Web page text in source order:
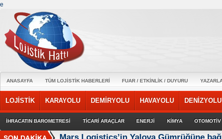
e
ANASAYFA TÜM LOJİSTİK HABERLERİ FUAR / ETKİNLİK / DUYURU
LOJİSTİK KARAYOLU DEMİRYOLU HAVAYOLU DENİZYOLU
İHRACATIN BAROMETRESİ TİCARİ ARAÇLAR ENERJİ KİMYA OTOMOTİV